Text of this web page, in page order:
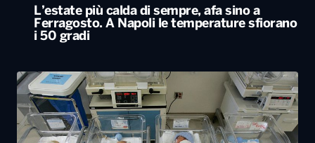
L’estate più calda di sempre, afa sino a
Ferragosto. A Napoli le temperature sfiorano
i 50 gradi